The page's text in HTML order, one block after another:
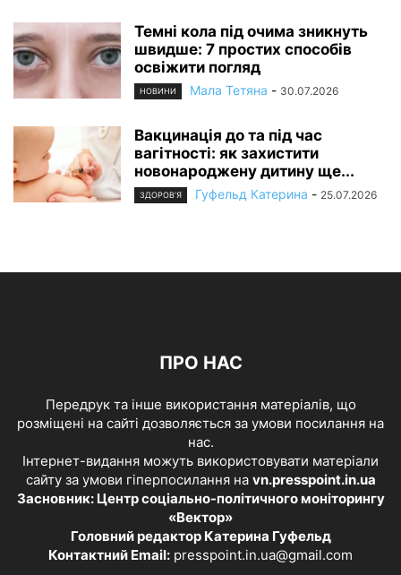
Темні кола під очима зникнуть
швидше: 7 простих способів
освіжити погляд
НОВИНИ Мала Тетяна - 30.07.2026
Вакцинація до та під час
вагітності: як захистити
новонароджену дитину ще...
ЗДОРОВ'Я Гуфельд Катерина - 25.07.2026
ПРО НАС
Передрук та інше використання матеріалів, що
розміщені на сайті дозволяється за умови посилання на
нас.
Інтернет-видання можуть використовувати матеріали
сайту за умови гіперпосилання на vn.presspoint.in.ua
Засновник: Центр соціально-політичного моніторингу
«Вектор»
Головний редактор Катерина Гуфельд
Контактний Email: presspoint.in.ua@gmail.com